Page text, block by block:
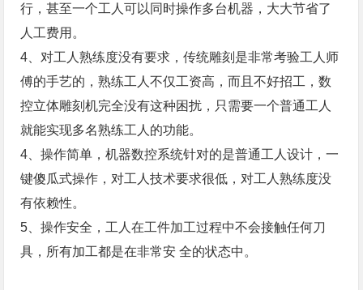
行，甚至一个工人可以同时操作多台机器，大大节省了
人工费用。
4、对工人熟练度没有要求，传统雕刻是非常考验工人师
傅的手艺的，熟练工人不仅工资高，而且不好招工，数
控立体雕刻机完全没有这种困扰，只需要一个普通工人
就能实现多名熟练工人的功能。
4、操作简单，机器数控系统针对的是普通工人设计，一
键傻瓜式操作，对工人技术要求很低，对工人熟练度没
有依赖性。
5、操作安全，工人在工件加工过程中不会接触任何刀
具，所有加工都是在非常安 全的状态中。